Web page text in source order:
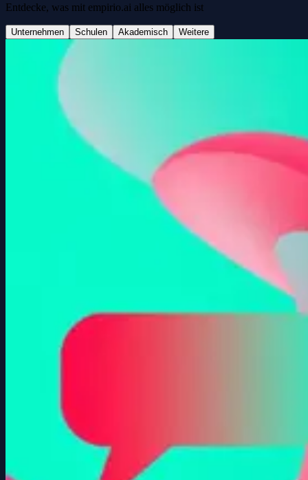
Entdecke, was mit empirio.ai alles möglich ist
Unternehmen Schulen Akademisch Weitere